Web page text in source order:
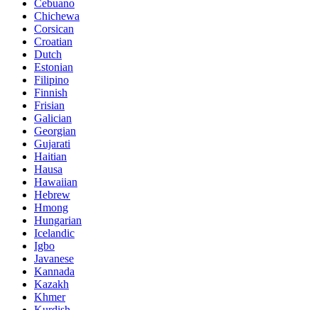
Cebuano
Chichewa
Corsican
Croatian
Dutch
Estonian
Filipino
Finnish
Frisian
Galician
Georgian
Gujarati
Haitian
Hausa
Hawaiian
Hebrew
Hmong
Hungarian
Icelandic
Igbo
Javanese
Kannada
Kazakh
Khmer